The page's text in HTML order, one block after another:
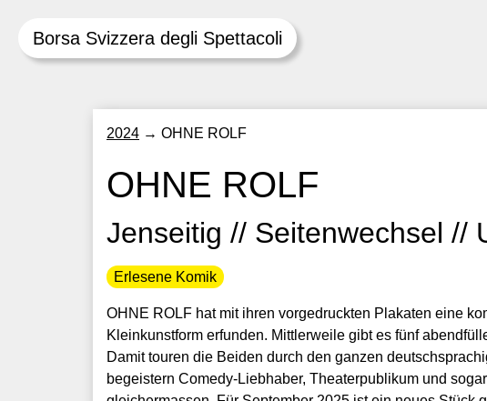
Borsa Svizzera degli Spettacoli
2024 → OHNE ROLF
OHNE ROLF
Jenseitig // Seitenwechsel //
Erlesene Komik
OHNE ROLF hat mit ihren vorgedruckten Plakaten eine
Kleinkunstform erfunden. Mittlerweile gibt es fünf
Damit touren die Beiden durch den ganzen
begeistern Comedy-Liebhaber, Theaterpublikum und